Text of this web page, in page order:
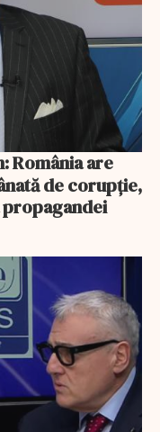
de corupție,